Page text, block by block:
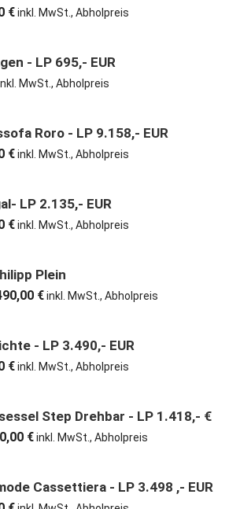
€Aktueller
6.550,00 €.
inkl. MwSt., Abholpreis
- LP 695,- EUR
€.
MwSt., Abholpreis
Roro - LP 9.158,- EUR
€Aktueller
7.490,00 €.
inkl. MwSt., Abholpreis
LP 2.135,- EUR
€Aktueller
1.950,00 €.
inkl. MwSt., Abholpreis
Plein
€
€Aktueller
3.490,00 €.
inkl. MwSt., Abholpreis
- LP 3.490,- EUR
€Aktueller
3.300,00 €.
inkl. MwSt., Abholpreis
Step Drehbar - LP 1.418,- €
€
€Aktueller
850,00 €.
inkl. MwSt., Abholpreis
Cassettiera - LP 3.498 ,- EUR